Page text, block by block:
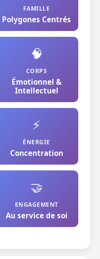
FAMILLE
Polygones Centrés
🧠
CORPS
Émotionnel &
Intellectuel
⚡
ÉNERGIE
Concentration
🤝
ENGAGEMENT
Au service de soi